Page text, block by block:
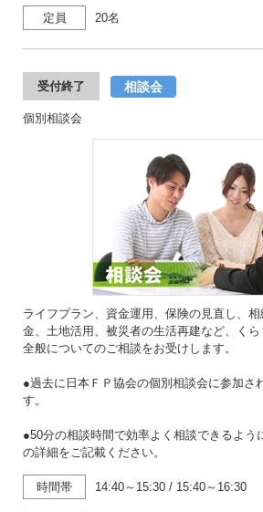
定員 20名
受付終了 相談会
個別相談会
ライフプラン、資金運用、保険の見直し、
金、土地活用、被災者の生活再建など、く
全般についてのご相談をお受けします。
●過去に日本ＦＰ協会の個別相談会に参加さ
す。
●50分の相談時間で効率よく相談できるよう
の詳細をご記載ください。
時間帯 14:40～15:30 / 15:40～16:30